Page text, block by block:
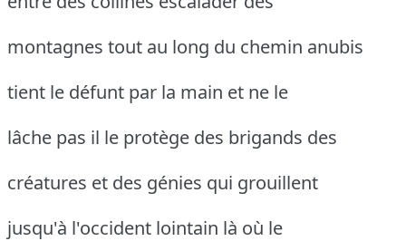
montagnes tout au long du chemin anubis
tient le défunt par la main et ne le
lâche pas il le protège des brigands des
créatures et des génies qui grouillent
jusqu'à l'occident lointain là où le